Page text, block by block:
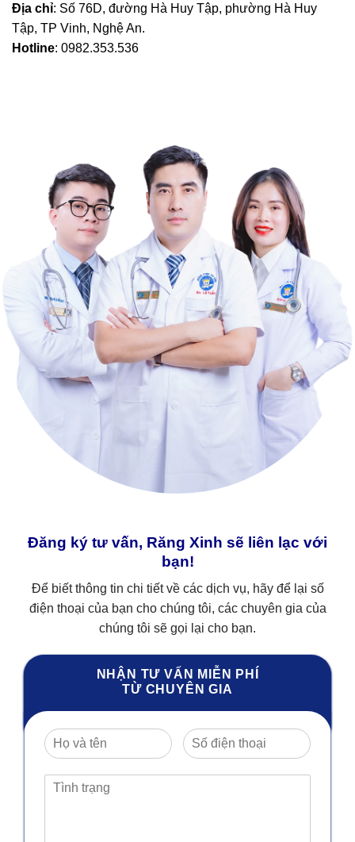
Địa chỉ: Số 76D, đường Hà Huy Tập, phường Hà Huy
Tập, TP Vinh, Nghệ An.
Hotline: 0982.353.536
Đăng ký tư vấn, Răng Xinh sẽ liên lạc với
bạn!
Để biết thông tin chi tiết về các dịch vụ, hãy để lại số
điện thoại của bạn cho chúng tôi, các chuyên gia của
chúng tôi sẽ gọi lại cho bạn.
NHẬN TƯ VẤN MIỄN PHÍ
TỪ CHUYÊN GIA